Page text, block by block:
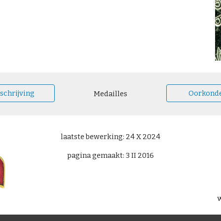
Medailles
laatste bewerking: 24 X 2024
pagina gemaakt: 3 II 2016